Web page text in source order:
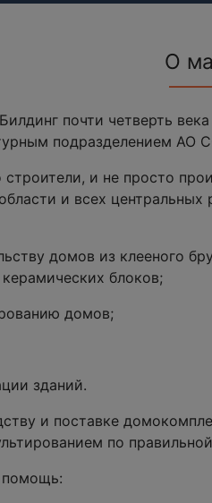
О
почти четверть
подразделением АО
и не просто
и всех
домов из клееного
блоков;
домов;
зданий.
и поставке
по